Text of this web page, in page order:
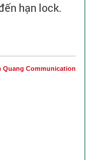
hạn lock.
Quang Communication